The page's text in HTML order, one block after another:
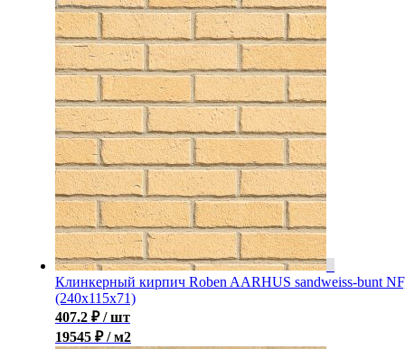
Клинкерный кирпич Roben AARHUS sandweiss-bunt
(240х115х71)
407.2 ₽ / шт
19545 ₽ / м2